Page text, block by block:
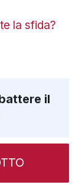
la sfida?
il